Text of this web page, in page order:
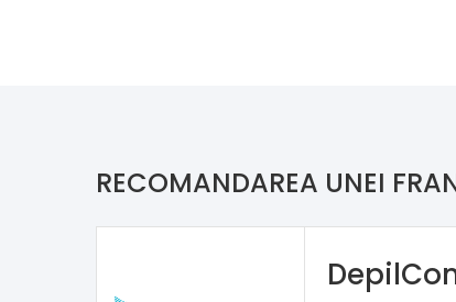
RECOMANDAREA UNEI